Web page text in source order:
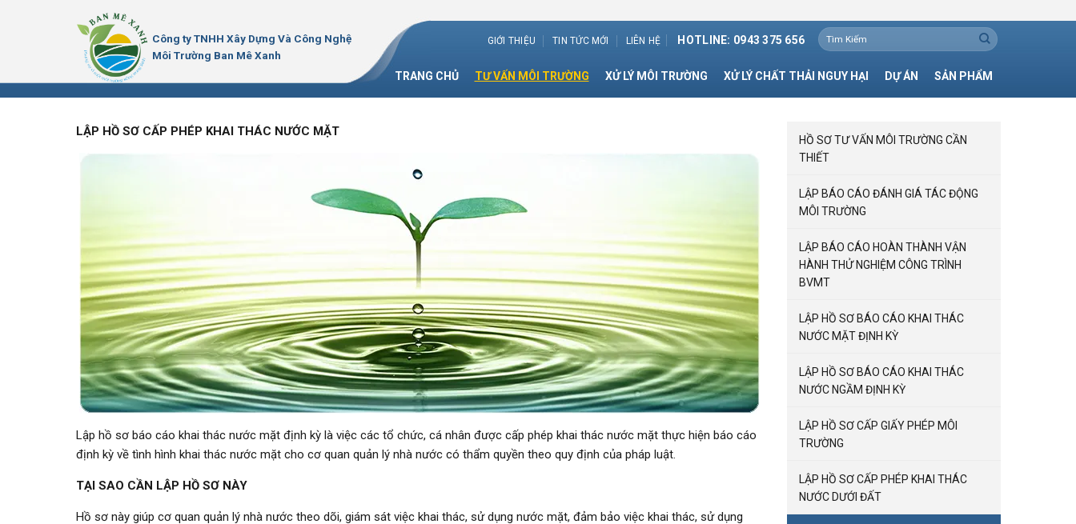
GIỚI THIỆU TIN TỨC MỚI LIÊN HỆ HOTLINE: 0943 375 656
Tìm
kiếm:
Công ty TNHH Xây Dựng Và Công Nghệ
Môi Trường Ban Mê Xanh
TRANG CHỦ
TƯ VẤN MÔI TRƯỜNG XỬ LÝ MÔI TRƯỜNG XỬ LÝ CHẤT THẢI NGUY HẠI DỰ ÁN SẢN PHẨM
LẬP HỒ SƠ CẤP PHÉP KHAI THÁC NƯỚC MẶT
Lập hồ sơ báo cáo khai thác nước mặt định kỳ là việc các tổ chức, cá nhân được cấp phép khai thác nước mặt thực hiện báo cáo
định kỳ về tình hình khai thác nước mặt cho cơ quan quản lý nhà nước có thẩm quyền theo quy định của pháp luật.
TẠI SAO CẦN LẬP HỒ SƠ NÀY
Hồ sơ này giúp cơ quan quản lý nhà nước theo dõi, giám sát việc khai thác, sử dụng nước mặt, đảm bảo việc khai thác, sử dụng
HỒ SƠ TƯ VẤN MÔI TRƯỜNG CẦN
THIẾT
LẬP BÁO CÁO ĐÁNH GIÁ TÁC ĐỘNG
MÔI TRƯỜNG
LẬP BÁO CÁO HOÀN THÀNH VẬN
HÀNH THỬ NGHIỆM CÔNG TRÌNH
BVMT
LẬP HỒ SƠ BÁO CÁO KHAI THÁC
NƯỚC MẶT ĐỊNH KỲ
LẬP HỒ SƠ BÁO CÁO KHAI THÁC
NƯỚC NGẦM ĐỊNH KỲ
LẬP HỒ SƠ CẤP GIẤY PHÉP MÔI
TRƯỜNG
LẬP HỒ SƠ CẤP PHÉP KHAI THÁC
NƯỚC DƯỚI ĐẤT